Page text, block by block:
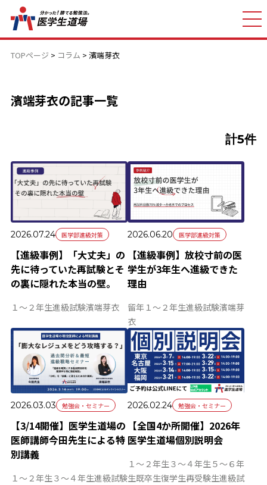
TOPページ > コラム > 濱端芽衣
濱端芽衣の記事一覧
計5件
2026.07.24 医学部進級対策
【進級事例】「大丈夫」の
先に待っていた再試験とそ
の裏に隠れた本当の壁。
１～２年生進級試験濱端芽衣
2026.06.20 医学部進級対策
【進級事例】放校寸前の医
学生が3年生へ進級できた
理由
留年 １～２年生進級試験濱端芽
衣
2026.03.03 勉強会・セミナー
【3/14開催】医学生道場の
医師講師今田先生による特
別講義
１～２年生 ３～４年生進級試験
2026.02.24 勉強会・セミナー
【全国4か所開催】2026年
医学生道場個別説明会
１～２年生 ３～４年生 ５～６年
生既卒生復学生再受験生進級試